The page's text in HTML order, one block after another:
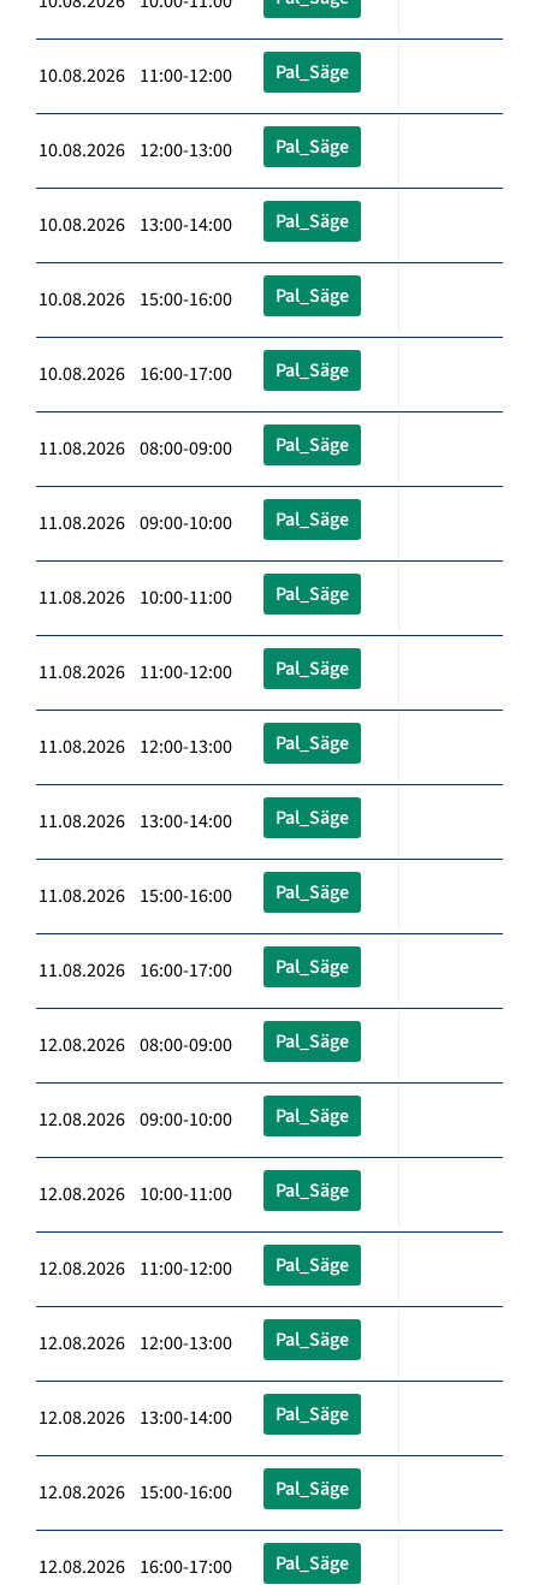
10.08.2026 11:00-12:00 Pal_Säge
10.08.2026 12:00-13:00 Pal_Säge
10.08.2026 13:00-14:00 Pal_Säge
10.08.2026 15:00-16:00 Pal_Säge
10.08.2026 16:00-17:00 Pal_Säge
11.08.2026 08:00-09:00 Pal_Säge
11.08.2026 09:00-10:00 Pal_Säge
11.08.2026 10:00-11:00 Pal_Säge
11.08.2026 11:00-12:00 Pal_Säge
11.08.2026 12:00-13:00 Pal_Säge
11.08.2026 13:00-14:00 Pal_Säge
11.08.2026 15:00-16:00 Pal_Säge
11.08.2026 16:00-17:00 Pal_Säge
12.08.2026 08:00-09:00 Pal_Säge
12.08.2026 09:00-10:00 Pal_Säge
12.08.2026 10:00-11:00 Pal_Säge
12.08.2026 11:00-12:00 Pal_Säge
12.08.2026 12:00-13:00 Pal_Säge
12.08.2026 13:00-14:00 Pal_Säge
12.08.2026 15:00-16:00 Pal_Säge
12.08.2026 16:00-17:00 Pal_Säge